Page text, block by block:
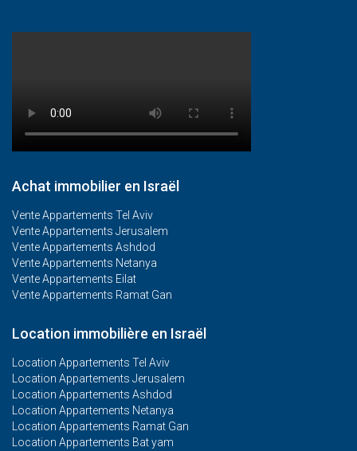
Achat immobilier en Israël
Vente Appartements Tel Aviv
Vente Appartements Jerusalem
Vente Appartements Ashdod
Vente Appartements Netanya
Vente Appartements Eilat
Vente Appartements Ramat Gan
Location immobilière en Israël
Location Appartements Tel Aviv
Location Appartements Jerusalem
Location Appartements Ashdod
Location Appartements Netanya
Location Appartements Ramat Gan
Location Appartements Bat yam